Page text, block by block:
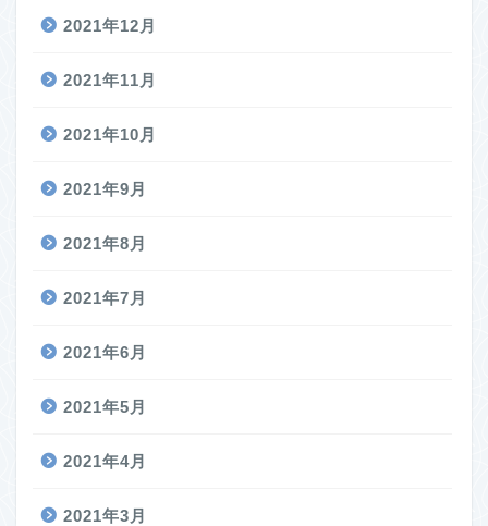
2021年12月
2021年11月
2021年10月
2021年9月
2021年8月
2021年7月
2021年6月
2021年5月
2021年4月
2021年3月